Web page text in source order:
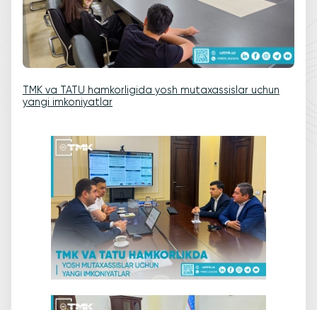
TMK va TATU hamkorligida yosh mutaxassislar uchun
yangi imkoniyatlar